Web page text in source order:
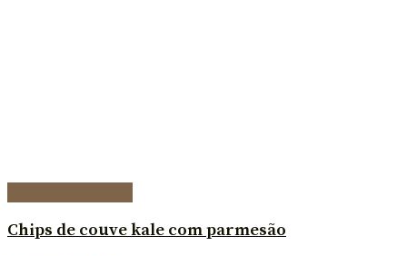
Chips de couve kale com parmesão